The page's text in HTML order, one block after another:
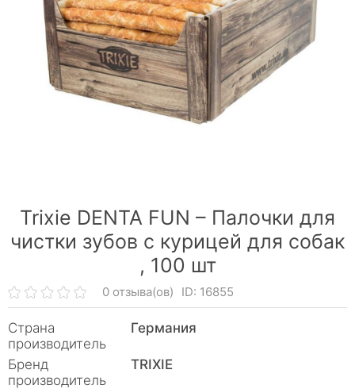
Trixie DENTA FUN – Палочки для
чистки зубов с курицей для собак
, 100 шт
0 отзыва(ов) ID: 16855
Страна
производитель
Германия
Бренд
производитель
TRIXIE